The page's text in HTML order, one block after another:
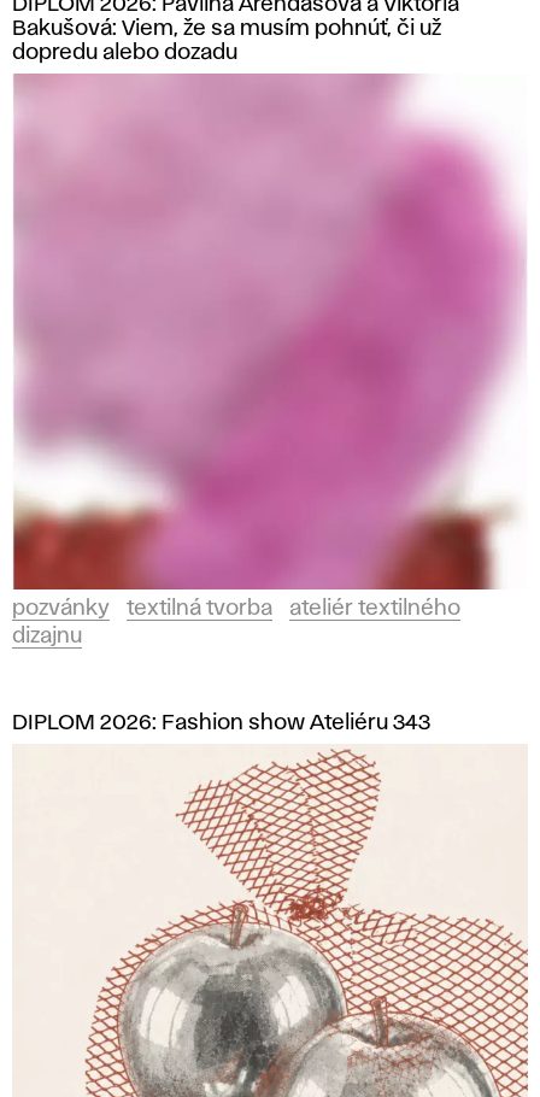
b
a
DIPLOM 2026: Pavlína Árendášová a Viktória
Bakušová: Viem, že sa musím pohnúť, či už
dopredu alebo dozadu
pozvánky textilná tvorba
ateliér textilného
dizajnu
DIPLOM 2026: Fashion show Ateliéru 343